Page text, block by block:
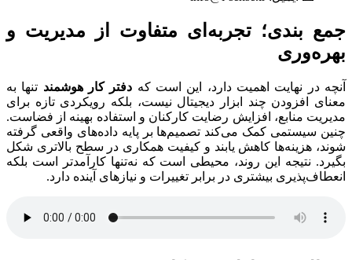
جمع بندی؛ تجربه‌ای متفاوت از مدیریت و
بهره‌وری
آنچه در نهایت اهمیت دارد، این است که دفتر کار هوشمند تنها به
معنای افزودن چند ابزار دیجیتال نیست، بلکه رویکردی تازه برای
مدیریت منابع، افزایش رضایت کارکنان و استفاده بهینه از فضاست.
چنین سیستمی کمک می‌کند تصمیم‌ها بر پایه داده‌های واقعی گرفته
شوند، هزینه‌ها کاهش یابند و کیفیت همکاری در سطح بالاتری شکل
بگیرد. نتیجه این روند، محیطی است که نه‌تنها کارآمدتر است بلکه
انعطاف‌پذیری بیشتری در برابر تغییرات و نیازهای آینده دارد.